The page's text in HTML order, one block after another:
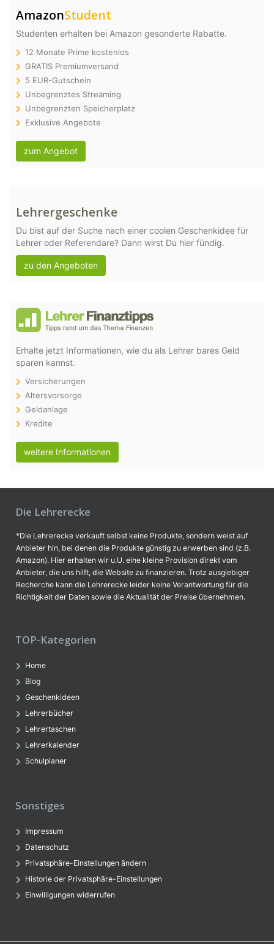
AmazonStudent
Studenten erhalten bei Amazon gesonderte Rabatte.
12 Monate Prime kostenlos
GRATIS Premiumversand
5 EUR-Gutschein
Unbegrenztes Streaming
Unbegrenzten Speicherplatz
Exklusive Angebote
zum Angebot
Lehrergeschenke
Du bist auf der Suche nach einer coolen Geschenkidee für
Lehrer oder Referendare? Dann wirst Du hier fündig.
zu den Angeboten
Erhalte jetzt Informationen, wie du als Lehrer bares Geld
sparen kannst.
Versicherungen
Altersvorsorge
Geldanlage
Kredite
weitere Informationen
Die Lehrerecke
*Die Lehrerecke verkauft selbst keine Produkte, sondern weist auf
Anbieter hin, bei denen die Produkte günstig zu erwerben sind (z.B.
Amazon). Hier erhalten wir u.U. eine kleine Provision direkt vom
Anbieter, die uns hilft, die Website zu finanzieren. Trotz ausgiebiger
Recherche kann die Lehrerecke leider keine Verantwortung für die
Richtigkeit der Daten sowie die Aktualität der Preise übernehmen.
TOP-Kategorien
Home
Blog
Geschenkideen
Lehrerbücher
Lehrertaschen
Lehrerkalender
Schulplaner
Sonstiges
Impressum
Datenschutz
Privatsphäre-Einstellungen ändern
Historie der Privatsphäre-Einstellungen
Einwilligungen widerrufen